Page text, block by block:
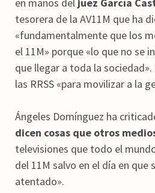
tesorera de la AV11M que ha
«fundamentalmente que los
el 11M» porque «lo que no se
que llegar a toda la
las RRSS «para movilizar a la
Ángeles Domínguez ha
dicen cosas que otros
televisiones que todo el
del 11M salvo en el día en que
atentado».